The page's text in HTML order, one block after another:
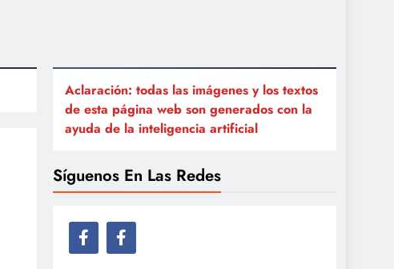
Aclaración: todas las imágenes y los textos
de esta página web son generados con la
ayuda de la inteligencia artificial
Síguenos En Las Redes